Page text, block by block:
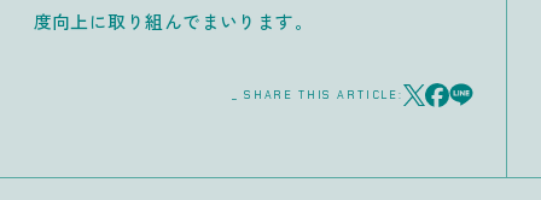
度向上に取り組んでまいります。
_ SHARE THIS ARTICLE: